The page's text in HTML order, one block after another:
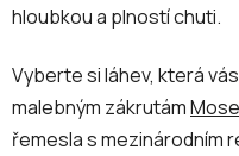
hloubkou a plností chuti.
Vyberte si láhev, která
malebným zákrutám
řemesla s mezinárodním